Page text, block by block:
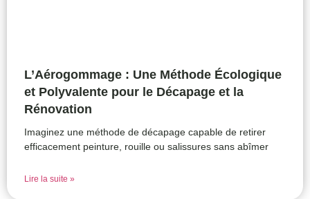
L’Aérogommage : Une Méthode Écologique
et Polyvalente pour le Décapage et la
Rénovation
Imaginez une méthode de décapage capable de retirer
efficacement peinture, rouille ou salissures sans abîmer
Lire la suite »